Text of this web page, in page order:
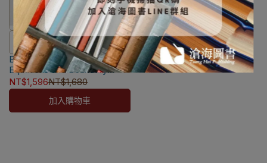
⛔書籍商品一經拆除膠膜，除非
瑕疵換書不提供退貨與退款
✅訂購數量5本以上另有優惠，請
洽LINE客服訂購
Elementary Differential
Equations and Boundary
Value Problems 12/e IA
[Boyce] 9781119820512
NT$1,596NT$1,680
加入購物車